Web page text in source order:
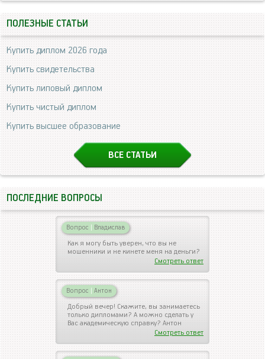
ПОЛЕЗНЫЕ СТАТЬИ
Купить диплом 2026 года
Купить свидетельства
Купить липовый диплом
Купить чистый диплом
Купить высшее образование
ВСЕ СТАТЬИ
ПОСЛЕДНИЕ ВОПРОСЫ
Вопрос | Владислав
Как я могу быть уверен, что вы не
мошенники и не кинете меня на деньги?
Смотреть ответ
Вопрос | Антон
Добрый вечер! Скажите, вы занимаетесь
только дипломами? А можно сделать у
Вас академическую справку? Антон
Смотреть ответ